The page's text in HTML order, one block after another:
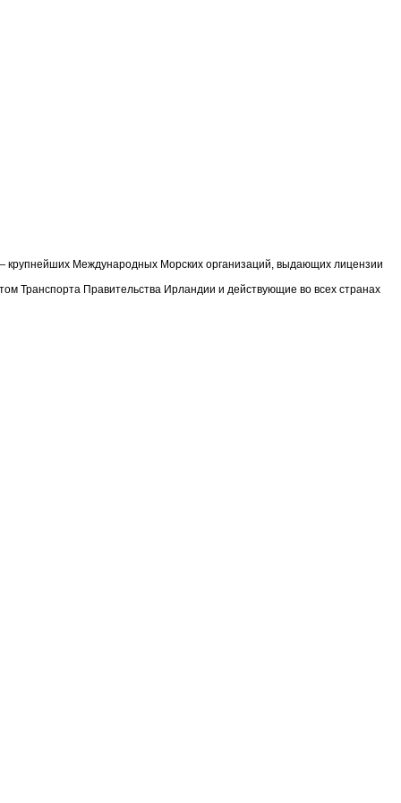
крупнейших Международных Морских организаций, выдающих лицензии
Транспорта Правительства Ирландии и действующие во всех странах